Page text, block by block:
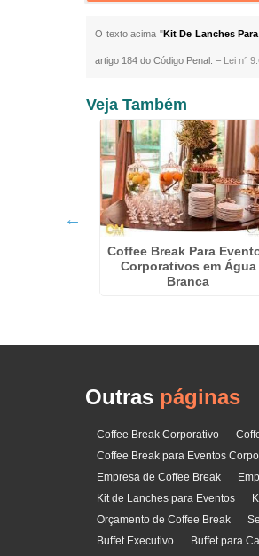
O texto acima "Kit De Lanches
artigo 184 do Código Penal. – Lei n°
Veja Também
Coffee Break Para
Corporativos em Água
Branca
Outras páginas
Coffee Break Corporativo
Coffee Break para Eventos
Empresa de Coffee Break
Kit de Lanches para Eventos
Orçamento de Coffee Break
Buffet Executivo
Buffet para